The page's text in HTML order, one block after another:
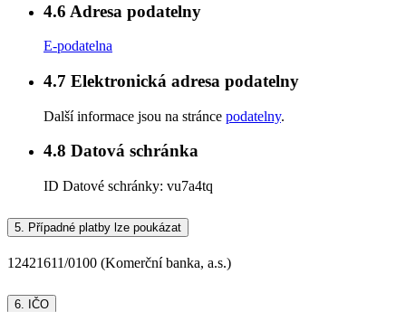
4.6 Adresa podatelny
E-podatelna
4.7 Elektronická adresa podatelny
Další informace jsou na stránce podatelny.
4.8 Datová schránka
ID Datové schránky: vu7a4tq
5. Případné platby lze poukázat
12421611/0100 (Komerční banka, a.s.)
6. IČO